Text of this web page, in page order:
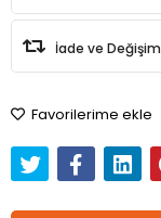
İade ve Değişim
Favorilerime ekle